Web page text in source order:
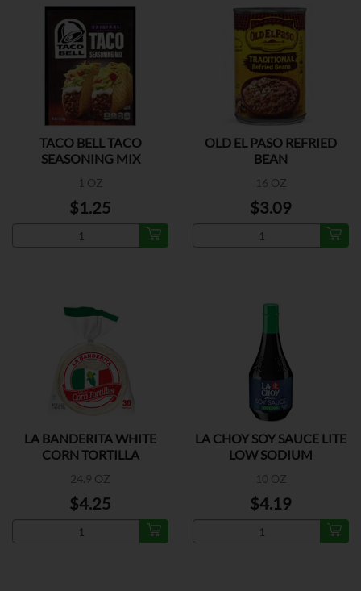
TACO BELL TACO
SEASONING MIX
1 OZ
$1.25
OLD EL PASO REFRIED
BEAN
16 OZ
$3.09
LA BANDERITA WHITE
CORN TORTILLA
24.9 OZ
$4.25
LA CHOY SOY SAUCE LITE
LOW SODIUM
10 OZ
$4.19